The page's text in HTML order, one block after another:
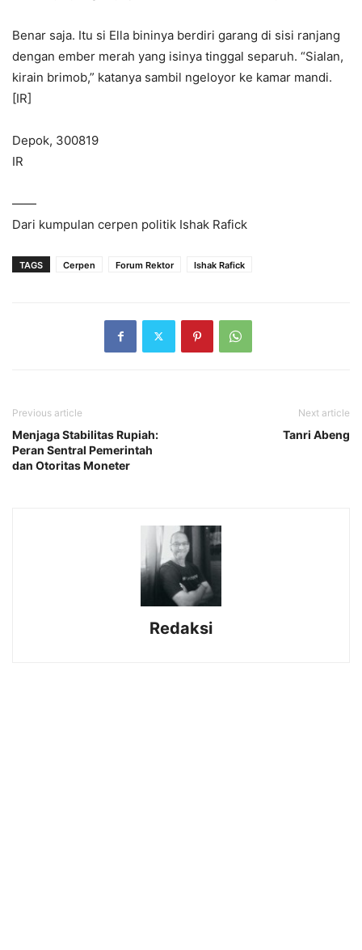
Benar saja. Itu si Ella bininya berdiri garang di sisi ranjang
dengan ember merah yang isinya tinggal separuh. “Sialan,
kirain brimob,” katanya sambil ngeloyor ke kamar mandi.
[IR]
Depok, 300819
IR
——
Dari kumpulan cerpen politik Ishak Rafick
TAGS Cerpen Forum Rektor Ishak Rafick
Previous article
Menjaga Stabilitas Rupiah:
Peran Sentral Pemerintah
dan Otoritas Moneter
Next article
Tanri Abeng
Redaksi